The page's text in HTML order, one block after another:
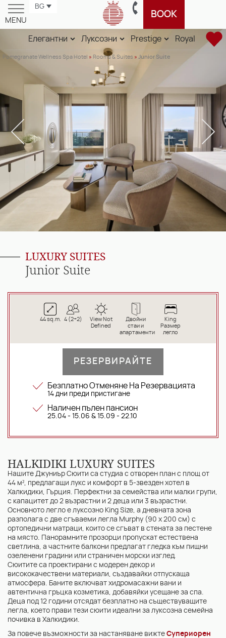
MENU
BG
BOOK
Елегантни Луксозни Prestige Royal
Pomegranate Wellness Spa Hotel » Rooms & Suites » Junior Suite
LUXURY SUITES
Junior Suite
44 sq.m. 4 (2+2)
View Not
Defined
Двойни
стаи и
апартаменти
King
Размер
легло
РЕЗЕРВИРАЙТЕ
Безплатно Отменяне На Резервацията
14 дни преди пристигане
Наличен пълен пансион
25.04 - 15.06 & 15.09 - 22.10
HALKIDIKI LUXURY SUITES
Нашите Джуниър Сюити са студиа с отворен план с площ от
44 м², предлагащи лукс и комфорт в 5-звезден хотел в
Халкидики, Гърция. Перфектни за семейства или малки групи,
с капацитет до 2 възрастни и 2 деца или 3 възрастни.
Основното легло е луксозно King Size, а дневната зона
разполага с две сгъваеми легла Murphy (90 x 200 см) с
ортопедични матраци, които се сгъват в стената за пестене
на място. Панорамните прозорци пропускат естествена
светлина, а частните балкони предлагат гледка към пищни
озеленени градини или страничен морски изглед.
Сюитите са проектирани с модерен декор и
висококачествени материали, създавайки отпускаща
атмосфера. Баните включват хидромасажни вани и
автентична гръцка козметика, добавяйки усещане за спа.
Деца под 12 години отсядат безплатно на съществуващите
легла, което прави тези сюити идеални за луксозна семейна
почивка в Халкидики.
За повече възможности за настаняване вижте Супериорен